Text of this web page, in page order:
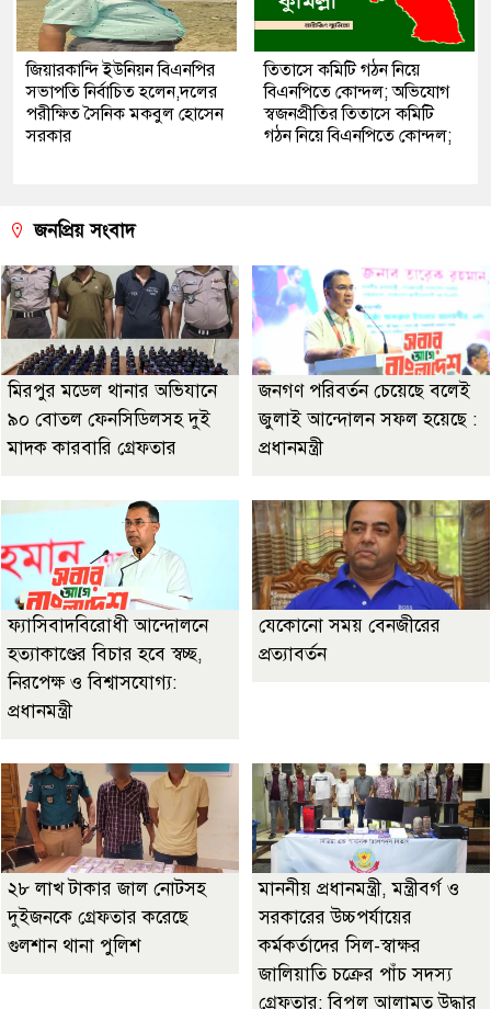
জিয়ারকান্দি ইউনিয়ন বিএনপির
সভাপতি নির্বাচিত হলেন,দলের
পরীক্ষিত সৈনিক মকবুল হোসেন
সরকার
তিতাসে কমিটি গঠন নিয়ে
বিএনপিতে কোন্দল; অভিযোগ
স্বজনপ্রীতির তিতাসে কমিটি
গঠন নিয়ে বিএনপিতে কোন্দল;
জনপ্রিয় সংবাদ
মিরপুর মডেল থানার অভিযানে
৯০ বোতল ফেনসিডিলসহ দুই
মাদক কারবারি গ্রেফতার
জনগণ পরিবর্তন চেয়েছে বলেই
জুলাই আন্দোলন সফল হয়েছে :
প্রধানমন্ত্রী
ফ্যাসিবাদবিরোধী আন্দোলনে
হত্যাকাণ্ডের বিচার হবে স্বচ্ছ,
নিরপেক্ষ ও বিশ্বাসযোগ্য:
প্রধানমন্ত্রী
যেকোনো সময় বেনজীরের
প্রত্যাবর্তন
২৮ লাখ টাকার জাল নোটসহ
দুইজনকে গ্রেফতার করেছে
গুলশান থানা পুলিশ
মাননীয় প্রধানমন্ত্রী, মন্ত্রীবর্গ ও
সরকারের উচ্চপর্যায়ের
কর্মকর্তাদের সিল-স্বাক্ষর
জালিয়াতি চক্রের পাঁচ সদস্য
গ্রেফতার; বিপুল আলামত উদ্ধার